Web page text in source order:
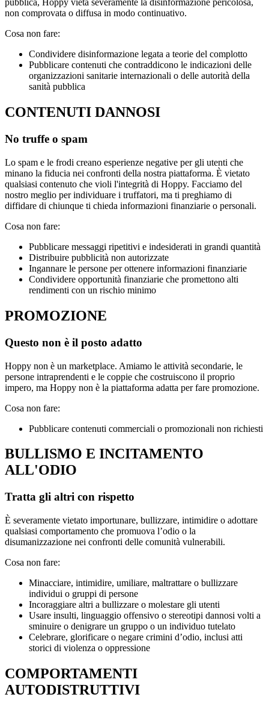
pubblica, Hoppy vieta severamente la disinformazione pericolosa,
non comprovata o diffusa in modo continuativo.
Cosa non fare:
Condividere disinformazione legata a teorie del complotto
Pubblicare contenuti che contraddicono le indicazioni delle
organizzazioni sanitarie internazionali o delle autorità della
sanità pubblica
CONTENUTI DANNOSI
No truffe o spam
Lo spam e le frodi creano esperienze negative per gli utenti che
minano la fiducia nei confronti della nostra piattaforma. È vietato
qualsiasi contenuto che violi l'integrità di Hoppy. Facciamo del
nostro meglio per individuare i truffatori, ma ti preghiamo di
diffidare di chiunque ti chieda informazioni finanziarie o personali.
Cosa non fare:
Pubblicare messaggi ripetitivi e indesiderati in grandi quantità
Distribuire pubblicità non autorizzate
Ingannare le persone per ottenere informazioni finanziarie
Condividere opportunità finanziarie che promettono alti
rendimenti con un rischio minimo
PROMOZIONE
Questo non è il posto adatto
Hoppy non è un marketplace. Amiamo le attività secondarie, le
persone intraprendenti e le coppie che costruiscono il proprio
impero, ma Hoppy non è la piattaforma adatta per fare promozione.
Cosa non fare:
Pubblicare contenuti commerciali o promozionali non richiesti
BULLISMO E INCITAMENTO
ALL'ODIO
Tratta gli altri con rispetto
È severamente vietato importunare, bullizzare, intimidire o adottare
qualsiasi comportamento che promuova l’odio o la
disumanizzazione nei confronti delle comunità vulnerabili.
Cosa non fare:
Minacciare, intimidire, umiliare, maltrattare o bullizzare
individui o gruppi di persone
Incoraggiare altri a bullizzare o molestare gli utenti
Usare insulti, linguaggio offensivo o stereotipi dannosi volti a
sminuire o denigrare un gruppo o un individuo tutelato
Celebrare, glorificare o negare crimini d’odio, inclusi atti
storici di violenza o oppressione
COMPORTAMENTI
AUTODISTRUTTIVI